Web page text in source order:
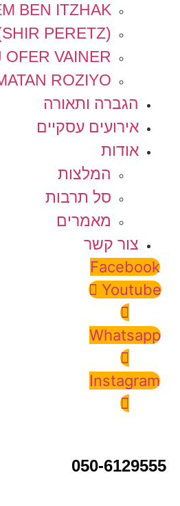
BEN ITZHAK
PERETZ)
OFER VAINER
ROZIYO
הגברה ותאורה
אירועים עסקיים
אודות
המלצות
סל תרבות
מאמרים
צור קשר
Facebook
Youtube
Whatsapp
Instagram
050-6129555